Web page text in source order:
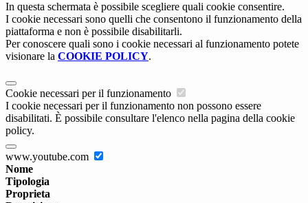
In questa schermata è possibile scegliere quali cookie consentire.
I cookie necessari sono quelli che consentono il funzionamento della
piattaforma e non è possibile disabilitarli.
Per conoscere quali sono i cookie necessari al funzionamento potete
visionare la COOKIE POLICY.
Cookie necessari per il funzionamento
I cookie necessari per il funzionamento non possono essere
disabilitati. È possibile consultare l'elenco nella pagina della cookie
policy.
www.youtube.com
Nome
Tipologia
Proprieta